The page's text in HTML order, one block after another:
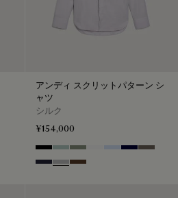
アンディ スクリットパターン シ
ャツ
シルク
¥154,000
NoirDuck Egg
Slate Green
Blanc Optique
Sky Blue
Nero Blue
Sepia
Cold Night Blue
Icy GreyEarth Brown